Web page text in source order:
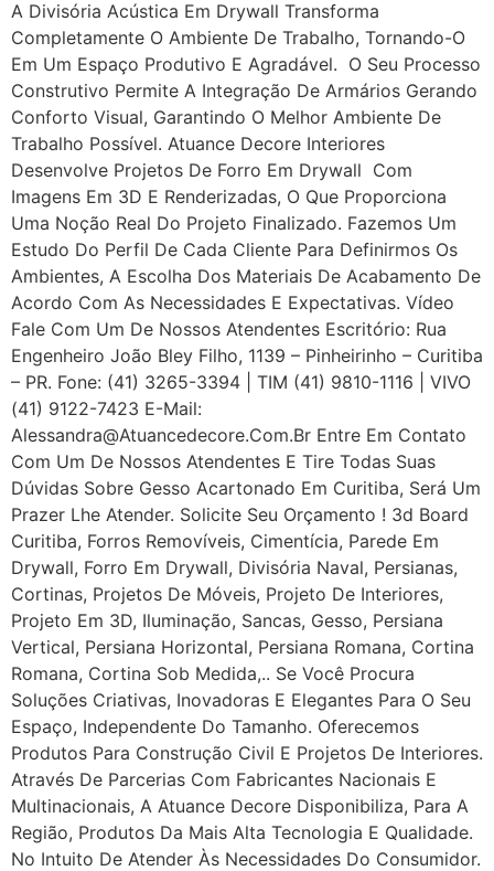
A Divisória Acústica Em Drywall Transforma
Completamente O Ambiente De Trabalho, Tornando-O
Em Um Espaço Produtivo E Agradável. O Seu Processo
Construtivo Permite A Integração De Armários Gerando
Conforto Visual, Garantindo O Melhor Ambiente De
Trabalho Possível. Atuance Decore Interiores
Desenvolve Projetos De Forro Em Drywall Com
Imagens Em 3D E Renderizadas, O Que Proporciona
Uma Noção Real Do Projeto Finalizado. Fazemos Um
Estudo Do Perfil De Cada Cliente Para Definirmos Os
Ambientes, A Escolha Dos Materiais De Acabamento De
Acordo Com As Necessidades E Expectativas. Vídeo
Fale Com Um De Nossos Atendentes Escritório: Rua
Engenheiro João Bley Filho, 1139 – Pinheirinho – Curitiba
– PR. Fone: (41) 3265-3394 | TIM (41) 9810-1116 | VIVO
(41) 9122-7423 E-Mail:
Alessandra@atuancedecore.com.br Entre Em Contato
Com Um De Nossos Atendentes E Tire Todas Suas
Dúvidas Sobre Gesso Acartonado Em Curitiba, Será Um
Prazer Lhe Atender. Solicite Seu Orçamento ! 3d Board
Curitiba, Forros Removíveis, Cimentícia, Parede Em
Drywall, Forro Em Drywall, Divisória Naval, Persianas,
Cortinas, Projetos De Móveis, Projeto De Interiores,
Projeto Em 3D, Iluminação, Sancas, Gesso, Persiana
Vertical, Persiana Horizontal, Persiana Romana, Cortina
Romana, Cortina Sob Medida,.. Se Você Procura
Soluções Criativas, Inovadoras E Elegantes Para O Seu
Espaço, Independente Do Tamanho. Oferecemos
Produtos Para Construção Civil E Projetos De Interiores.
Através De Parcerias Com Fabricantes Nacionais E
Multinacionais, A Atuance Decore Disponibiliza, Para A
Região, Produtos Da Mais Alta Tecnologia E Qualidade.
No Intuito De Atender Às Necessidades Do Consumidor.